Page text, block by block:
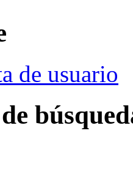
de usuario